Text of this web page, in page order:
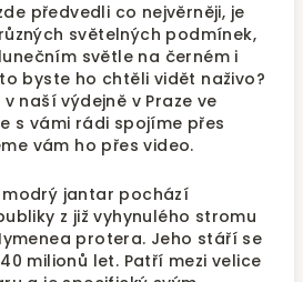
předvedli co nejvěrněji, je
světelných podmínek,
světle na černém i
byste ho chtěli vidět naživo?
naší výdejně v Praze ve
s vámi rádi spojíme přes
vám ho přes video.
jantar pochází
z již vyhynulého stromu
protera. Jeho stáří se
milionů let. Patří mezi velice